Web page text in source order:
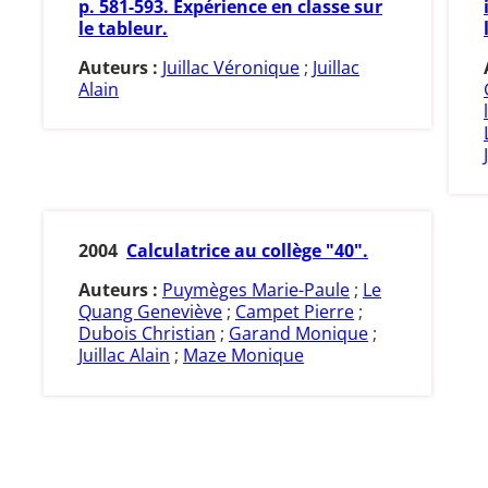
p. 581-593. Expérience en classe sur
le tableur.
Auteurs : Juillac Véronique ; Juillac
Alain
2004 Calculatrice au collège "40".
Auteurs : Puymèges Marie-Paule; Le
Quang Geneviève; Campet Pierre;
Dubois Christian ; Garand Monique;
Juillac Alain ; Maze Monique